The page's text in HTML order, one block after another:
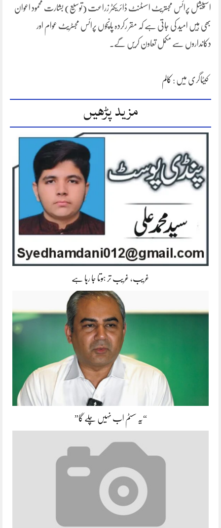
اسپیشل پرائس مجستریٹ اسسٹنٹ ڈائریکٹر زراعت (توسیع) بشارت محمود اعوان
بھی ہیں امید کی جاتی ہے کہ مقر رکردہ پانچوں پرائس مجسٹریٹ عوام اور
دکانداروں سے مکمل تعاون کریں گے۔
کیٹاگری میں : کالم
مزید پڑھیں
غریب، غریب تر ہوتا جا رہا ہے
“یہ سسٹم اب نہیں چلے گا”